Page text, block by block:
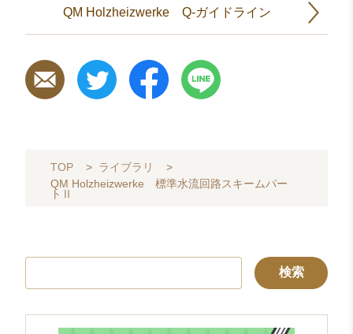
QM Holzheizwerke Q-ガイドライン
TOP > ライブラリ
>
QM Holzheizwerke 標準水流回路スキームパー
トⅡ